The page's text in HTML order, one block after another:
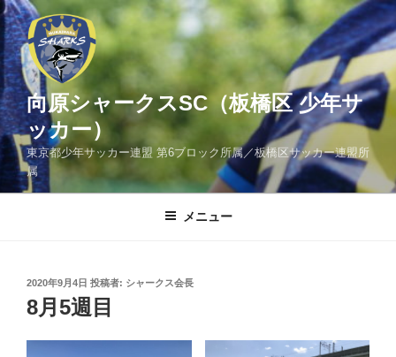
コ
ン
テ
ン
ツ
へ
ス
キ
向原シャークスSC（板橋区 少年サ
ッカー）
東京都少年サッカー連盟 第6ブロック所属／板橋区サッカー連盟所
属
メニュー
投
稿
日:
2020年9月4日 投稿者: シャークス会長
8月5週目